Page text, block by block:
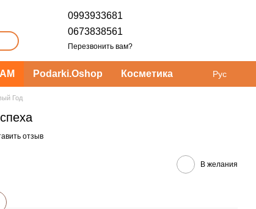
0993933681
0673838561
Перезвонить вам?
Podarki.Oshop Косметика Рус
Год
отзыв
В желания